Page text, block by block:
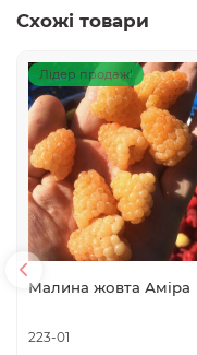
Схожі товари
Лідер продаж!
Малина жовта Аміра
223-01